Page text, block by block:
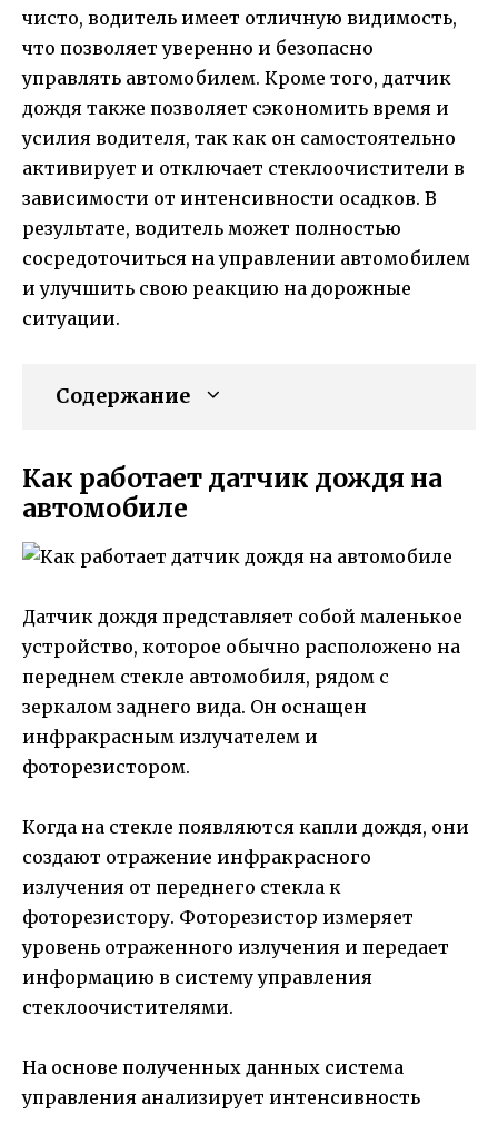
чисто, водитель имеет отличную видимость,
что позволяет уверенно и безопасно
управлять автомобилем. Кроме того, датчик
дождя также позволяет сэкономить время и
усилия водителя, так как он самостоятельно
активирует и отключает стеклоочистители в
зависимости от интенсивности осадков. В
результате, водитель может полностью
сосредоточиться на управлении автомобилем
и улучшить свою реакцию на дорожные
ситуации.
Содержание
Как работает датчик дождя на
автомобиле
Датчик дождя представляет собой маленькое
устройство, которое обычно расположено на
переднем стекле автомобиля, рядом с
зеркалом заднего вида. Он оснащен
инфракрасным излучателем и
фоторезистором.
Когда на стекле появляются капли дождя, они
создают отражение инфракрасного
излучения от переднего стекла к
фоторезистору. Фоторезистор измеряет
уровень отраженного излучения и передает
информацию в систему управления
стеклоочистителями.
На основе полученных данных система
управления анализирует интенсивность